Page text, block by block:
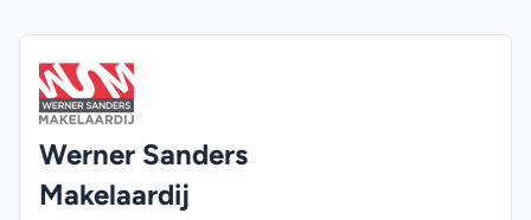
Werner Sanders
Makelaardij